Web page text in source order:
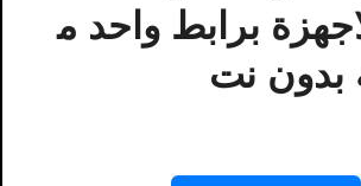
برابط واحد م
نت